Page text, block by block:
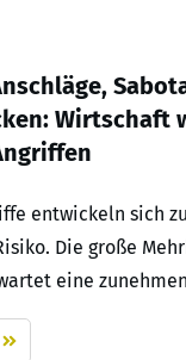
Wirtschaft
entwickeln sich
Die große
eine